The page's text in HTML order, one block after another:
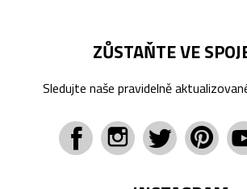
ZŮSTAŇTE VE
Sledujte naše pravidelně